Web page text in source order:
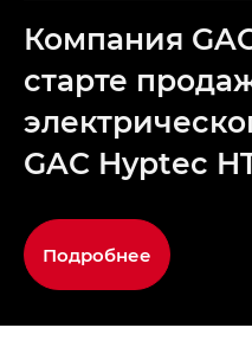
Компания
старте
GAC Hyptec
Подробнее